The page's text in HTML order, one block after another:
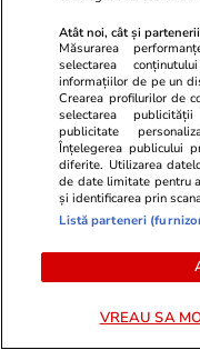
Lifestyle
Combinaţii
cu fructe şi plante
pentru vară
Atât noi, cât și
Măsurarea
selectarea
informațiilor de pe un
Crearea profilurilor de
selectarea
publicitate
Înțelegerea publicului
diferite. Utilizarea
de date limitate pentru
și identificarea prin
Listă parteneri
VREAU SA